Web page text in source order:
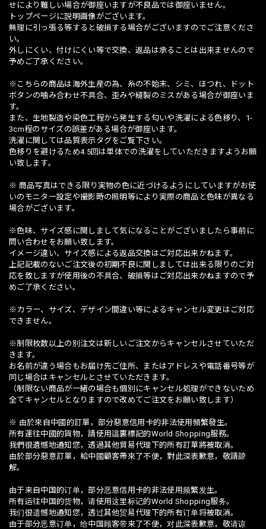
せにより難しい場合が御座いますが不良品では御座いません。
トップページに説明画像がございます。
無理に引っ張る等すると破損する場合がございますのでご注意くださ
い。
外しにくい、付けにくい等で交換、返品は承ることは出来ませんので
予めご了承ください。
※こちらの商品は海外生産の為、糸の不始末、シミ、ほつれ、ドット
ボタンの噛み合わせ不具合、歪みや縫製のミスがある場合が御座いま
す。
また、生地製造や染色工程から発生する匂いや洗濯による色移り、1-
3cm程のサイズの誤差がある場合が御座います。
洗濯に関しては品質表示タグをご覧下さい。
色移りを避けるため4.5回は単体での洗濯をしていただきますようお願
い致します。
※ 商品写真はできる限り実物の色に近づけるようにしていますがお使
いのモニター設定や撮影時の照明等により実際の商品と色味が異なる
場合がございます。
※色味、サイズ感に関しまして気になることがございましたら事前に
問い合わせをお願い致します。
イメージ違い、サイズ感による返品交換はご対応出来かねます。
上記記載のないご注文後の初期不良に関しましては出来る限りのご対
応を致しますが使用後の不具合、破損等はご対応出来かねますので予
めご了承ください。
※カラー、サイズ、デザイン間違い等によるキャンセル変更はご対応
できません。
※制限枚数以上の別注文は新しいご注文からキャンセルさせていただ
きます。
お名前が違う場合もお届け先ご住所、またはアドレスや電話番号等が
同じ場合はキャンセルとさせていただきます。
（制限ない商品が一緒の場合も個別にキャンセル処理ができないため
全てキャンセルとなりますので改めてご注文をお願い致します）
※ 由於來自中國的訂單，部分惡意信用卡的非法使用頻繁發生。
所有運往中國的貨物，請使用這裏標記的World Shopping服務。
我們很遺憾地通知您，透過其他貿易代理下的所有訂單將被取消。
由於部分惡意訂單，給中國顧客帶來了不便，對此深表歉意，敬請諒
解。
由于来自中国的订单，部分恶意信用卡的非法使用频繁发生。
所有运往中国的货物，请使用这里标记的World Shopping服务。
我们很遗憾地通知您，透过其他贸易代理下的所有订单将被取消。
由于部分恶意订单，给中国顾客带来了不便，对此深表歉意，敬请谅